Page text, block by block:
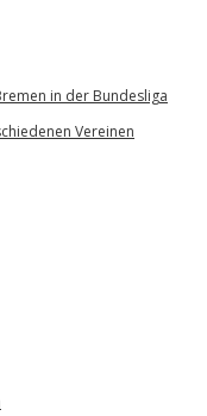
in der Bundesliga
Vereinen